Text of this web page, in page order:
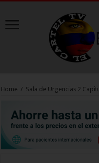
Home / Sala de Urgencias 2